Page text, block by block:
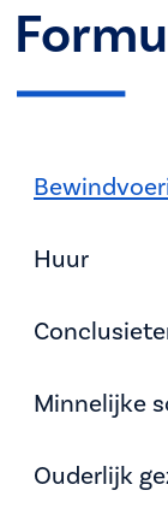
Huur
Minnelijke
Ouderlijk